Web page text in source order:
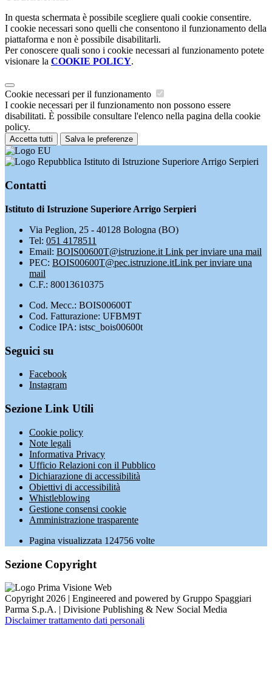
In questa schermata è possibile scegliere quali cookie consentire.
I cookie necessari sono quelli che consentono il funzionamento della
piattaforma e non è possibile disabilitarli.
Per conoscere quali sono i cookie necessari al funzionamento potete
visionare la COOKIE POLICY.
Cookie necessari per il funzionamento
I cookie necessari per il funzionamento non possono essere
disabilitati. È possibile consultare l'elenco nella pagina della cookie
policy.
Accetta tutti Salva le preferenze
Istituto di Istruzione Superiore Arrigo Serpieri
Contatti
Istituto di Istruzione Superiore Arrigo Serpieri
Via Peglion, 25 - 40128 Bologna (BO)
Tel: 051 4178511
Email: BOIS00600T@istruzione.it Link per inviare una mail
PEC: BOIS00600T@pec.istruzione.itLink per inviare una
mail
C.F.: 80013610375
Cod. Mecc.: BOIS00600T
Cod. Fatturazione: UFBM9T
Codice IPA: istsc_bois00600t
Seguici su
Facebook
Instagram
Sezione Link Utili
Cookie policy
Note legali
Informativa Privacy
Ufficio Relazioni con il Pubblico
Dichiarazione di accessibilità
Obiettivi di accessibilità
Whistleblowing
Gestione consensi cookie
Amministrazione trasparente
Pagina visualizzata 124756 volte
Sezione Copyright
Copyright 2026 | Engineered and powered by Gruppo Spaggiari
Parma S.p.A. | Divisione Publishing & New Social Media
Disclaimer trattamento dati personali